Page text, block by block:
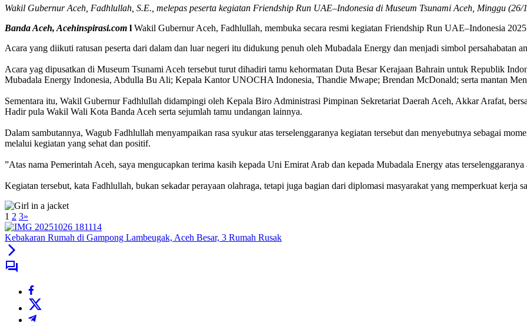
Wakil Gubernur Aceh, Fadhlullah, S.E., melepas peserta kegiatan Friendship Run UAE–Indonesia di Museum Tsunami Aceh, Minggu
Banda Aceh, Acehinspirasi.com l Wakil Gubernur Aceh, Fadhlullah, membuka secara resmi kegiatan Friendship Run UAE–Indonesia
Acara yang diikuti ratusan peserta dari dalam dan luar negeri itu didukung penuh oleh Mubadala Energy dan menjadi simbol persahabatan
‎Acara yag dipusatkan di Museum Tsunami Aceh tersebut turut dihadiri tamu kehormatan Duta Besar Kerajaan Bahrain untuk Republik
Mubadala Energy Indonesia, Abdulla Bu Ali; Kepala Kantor UNOCHA Indonesia, Thandie Mwape; Brendan McDonald; serta mantan
‎Sementara itu, Wakil Gubernur Fadhlullah didampingi oleh Kepala Biro Administrasi Pimpinan Sekretariat Daerah Aceh, Akkar Arafat,
Hadir pula Wakil Wali Kota Banda Aceh serta sejumlah tamu undangan lainnya.
‎Dalam sambutannya, Wagub Fadhlullah menyampaikan rasa syukur atas terselenggaranya kegiatan tersebut dan menyebutnya sebagai
melalui kegiatan yang sehat dan positif.
‎”Atas nama Pemerintah Aceh, saya mengucapkan terima kasih kepada Uni Emirat Arab dan kepada Mubadala Energy atas
‎Kegiatan tersebut, kata Fadhlullah, bukan sekadar perayaan olahraga, tetapi juga bagian dari diplomasi masyarakat yang memperkuat kerja
1 2 3»
Kebakaran Rumah di Gampong Lambeugak, Aceh Besar, 3 Rumah Rusak